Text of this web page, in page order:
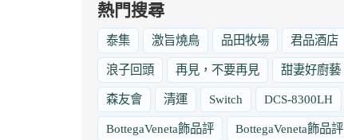
熱門搜尋
泰集 激旨燒鳥 品田牧場 君品酒店
浪子回頭 再見，不要再見 甜妻好廚藝
森友會 清運 Switch DCS-8300LH
BottegaVeneta飾品評 BottegaVeneta飾品評